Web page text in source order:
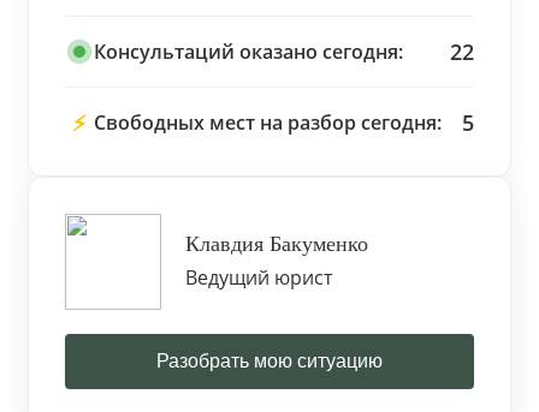
Консультаций оказано сегодня: 22
⚡ Свободных мест на разбор сегодня: 5
Клавдия Бакуменко
Ведущий юрист
Разобрать мою ситуацию